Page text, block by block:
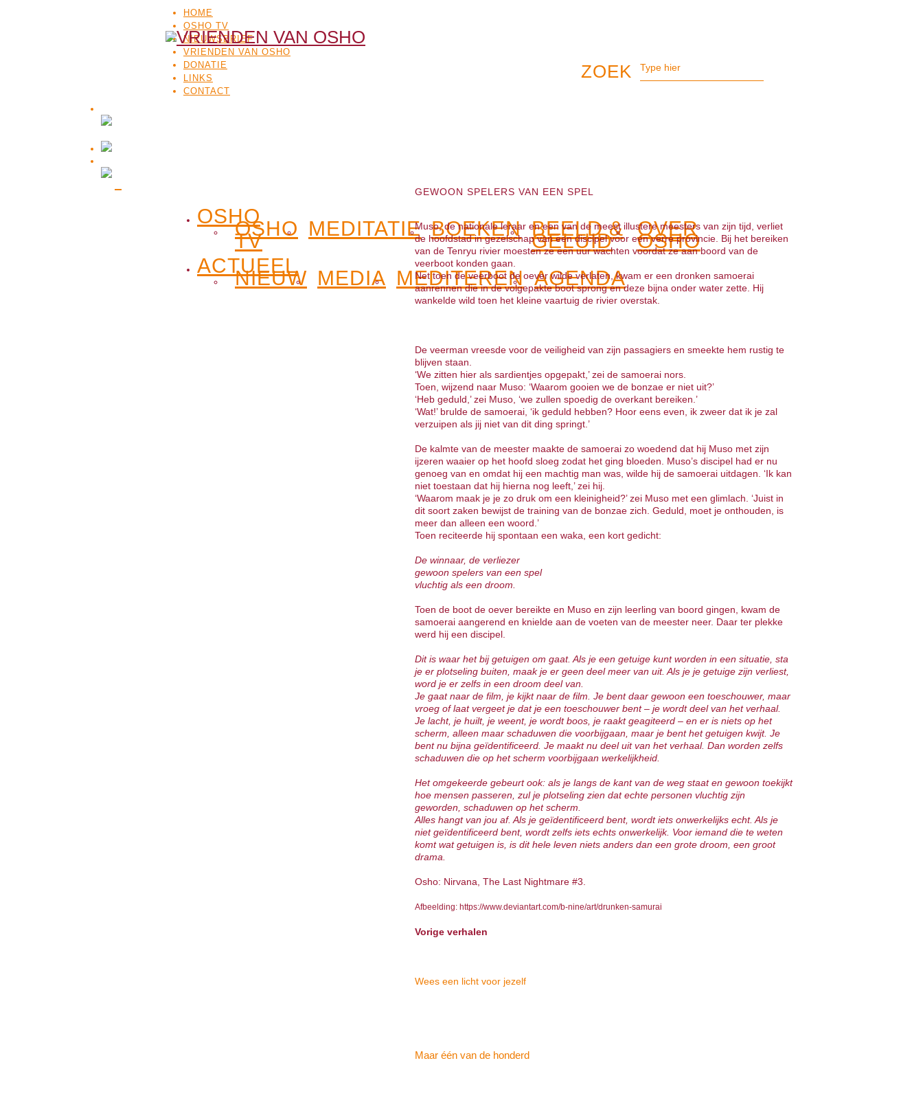
HOME
OSHO TV
NIEUWSBRIEF
VRIENDEN VAN OSHO
DONATIE
LINKS
CONTACT
OSHO
OSHO
TV
MEDITATIE BOEKEN BEELD &
GELUID
OVER
OSHO
ACTUEEL
NIEUW MEDIA MEDITEREN AGENDA
GEWOON SPELERS VAN EEN SPEL
Muso, de nationale leraar en een van de meest illustere meesters van zijn tijd, verliet
de hoofdstad in gezelschap van een discipel voor een verre provincie. Bij het bereiken
van de Tenryu rivier moesten ze een uur wachten voordat ze aan boord van de
veerboot konden gaan.
Net toen de veerboot de oever wilde verlaten, kwam er een dronken samoerai
aanrennen die in de volgepakte boot sprong en deze bijna onder water zette. Hij
wankelde wild toen het kleine vaartuig de rivier overstak.
De veerman vreesde voor de veiligheid van zijn passagiers en smeekte hem rustig te
blijven staan.
‘We zitten hier als sardientjes opgepakt,’ zei de samoerai nors.
Toen, wijzend naar Muso: ‘Waarom gooien we de bonzae er niet uit?’
‘Heb geduld,’ zei Muso, ‘we zullen spoedig de overkant bereiken.’
‘Wat!’ brulde de samoerai, ‘ik geduld hebben? Hoor eens even, ik zweer dat ik je zal
verzuipen als jij niet van dit ding springt.’
De kalmte van de meester maakte de samoerai zo woedend dat hij Muso met zijn
ijzeren waaier op het hoofd sloeg zodat het ging bloeden. Muso’s discipel had er nu
genoeg van en omdat hij een machtig man was, wilde hij de samoerai uitdagen. ‘Ik kan
niet toestaan dat hij hierna nog leeft,’ zei hij.
‘Waarom maak je je zo druk om een kleinigheid?’ zei Muso met een glimlach. ‘Juist in
dit soort zaken bewijst de training van de bonzae zich. Geduld, moet je onthouden, is
meer dan alleen een woord.’
Toen reciteerde hij spontaan een waka, een kort gedicht:
De winnaar, de verliezer
gewoon spelers van een spel
vluchtig als een droom.
Toen de boot de oever bereikte en Muso en zijn leerling van boord gingen, kwam de
samoerai aangerend en knielde aan de voeten van de meester neer. Daar ter plekke
werd hij een discipel.
Dit is waar het bij getuigen om gaat. Als je een getuige kunt worden in een situatie, sta
je er plotseling buiten, maak je er geen deel meer van uit. Als je je getuige zijn verliest,
word je er zelfs in een droom deel van.
Je gaat naar de film, je kijkt naar de film. Je bent daar gewoon een toeschouwer, maar
vroeg of laat vergeet je dat je een toeschouwer bent – je wordt deel van het verhaal.
Je lacht, je huilt, je weent, je wordt boos, je raakt geagiteerd – en er is niets op het
scherm, alleen maar schaduwen die voorbijgaan, maar je bent het getuigen kwijt. Je
bent nu bijna geïdentificeerd. Je maakt nu deel uit van het verhaal. Dan worden zelfs
schaduwen die op het scherm voorbijgaan werkelijkheid.
Het omgekeerde gebeurt ook: als je langs de kant van de weg staat en gewoon toekijkt
hoe mensen passeren, zul je plotseling zien dat echte personen vluchtig zijn
geworden, schaduwen op het scherm.
Alles hangt van jou af. Als je geïdentificeerd bent, wordt iets onwerkelijks echt. Als je
niet geïdentificeerd bent, wordt zelfs iets echts onwerkelijk. Voor iemand die te weten
komt wat getuigen is, is dit hele leven niets anders dan een grote droom, een groot
drama.
Osho: Nirvana, The Last Nightmare #3.
Afbeelding: https://www.deviantart.com/b-nine/art/drunken-samurai
Vorige verhalen
Wees een licht voor jezelf
Maar één van de honderd